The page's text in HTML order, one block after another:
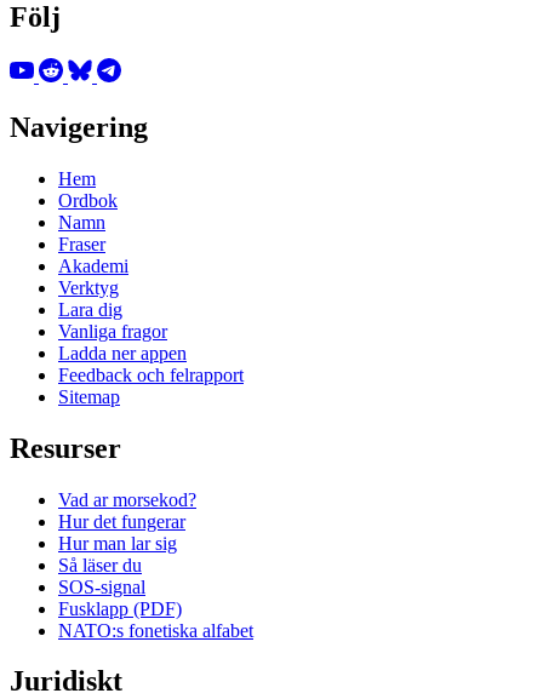
Följ
Navigering
Hem
Ordbok
Namn
Fraser
Akademi
Verktyg
Lara dig
Vanliga fragor
Ladda ner appen
Feedback och felrapport
Sitemap
Resurser
Vad ar morsekod?
Hur det fungerar
Hur man lar sig
Så läser du
SOS-signal
Fusklapp (PDF)
NATO:s fonetiska alfabet
Juridiskt